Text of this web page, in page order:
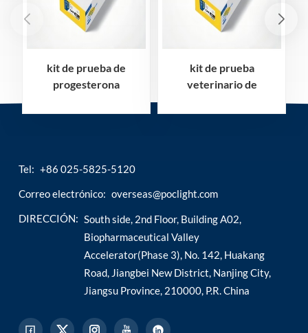
kit de prueba de
progesterona
(cprog/fprog)
kit de prueba
veterinario de
(ctt3/ftt3)
Tel: +86 025-5825-5120
Correo electrónico: overseas@poclight.com
DIRECCIÓN: South side, 2nd Floor, Building A02,
Biopharmaceutical Valley
Accelerator(Phase 3), No. 142, Huakang
Road, Jiangbei New District, Nanjing City,
Jiangsu Province, 210000, P.R. China